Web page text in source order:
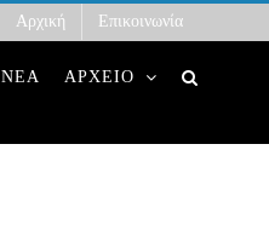
Αρχική Επικοινωνία
ΝΕΑ ΑΡΧΕΙΟ